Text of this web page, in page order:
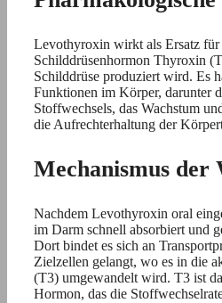
Levothyroxin wirkt als Ersatz für
Schilddrüsenhormon Thyroxin
Schilddrüse produziert wird. Es
Funktionen im Körper, darunter
Stoffwechsels, das Wachstum
die Aufrechterhaltung der
Mechanismus der
Nachdem Levothyroxin oral
im Darm schnell absorbiert und
Dort bindet es sich an
Zielzellen gelangt, wo es in die
(T3) umgewandelt wird. T3 ist
Hormon, das die